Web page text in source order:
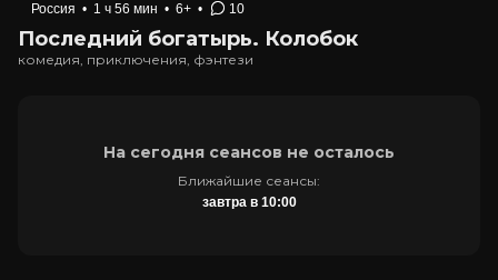
Россия • 1 ч 56 мин • 6+ • 10
Последний богатырь. Колобок
комедия, приключения, фэнтези
На сегодня сеансов не осталось
Ближайшие сеансы:
завтра в 10:00